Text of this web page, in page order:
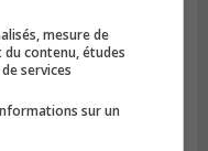
mesure de
contenu, études
services
sur un